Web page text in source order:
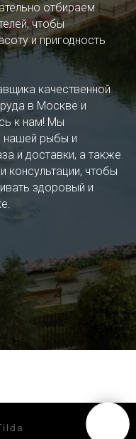
отбираем
чтобы
и пригодность
качественной
в Москве и
к нам! Мы
нашей рыбы и
и доставки, а также
консультации, чтобы
здоровый и